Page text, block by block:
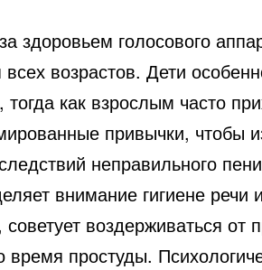
здоровьем голосового
возрастов. Дети
тогда как взрослым часто
привычки, чтобы
неправильного
внимание гигиене
воздерживаться от
время простуды.